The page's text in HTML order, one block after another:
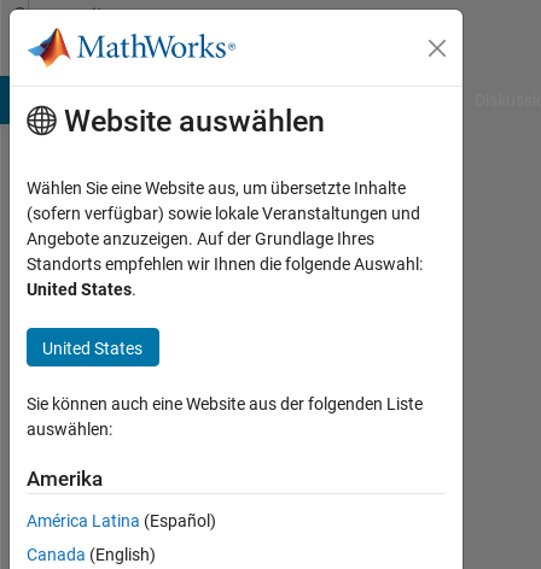
Weiter zum Inhalt
Community
Profile
martin
Kostovcik
Last
fast 3
Jahre
vor
seit
2020
Followers:
Website auswählen
Wählen Sie eine Website aus, um übersetzte Inhalte
(sofern verfügbar) sowie lokale Veranstaltungen und
Angebote anzuzeigen. Auf der Grundlage Ihres
Standorts empfehlen wir Ihnen die folgende Auswahl:
United States.
United States
Sie können auch eine Website aus der folgenden Liste
auswählen:
Amerika
América Latina (Español)
Canada (English)